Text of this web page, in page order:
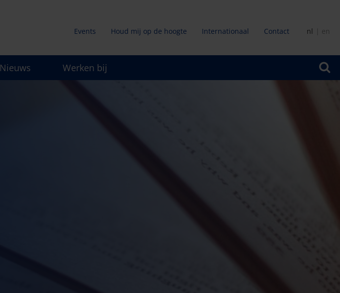
Secundair
menu
Events Houd mij op de hoogte Internationaal Contact nl en
Nieuws Werken bij